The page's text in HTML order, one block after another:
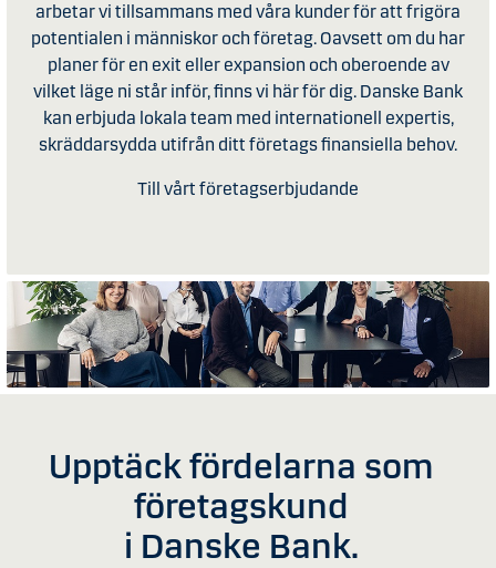
arbetar vi tillsammans med våra kunder för att frigöra
potentialen i människor och företag. Oavsett om du har
planer för en exit eller expansion och oberoende av
vilket läge ni står inför, finns vi här för dig. Danske Bank
kan erbjuda lokala team med internationell expertis,
skräddarsydda utifrån ditt företags finansiella behov.
Till vårt företagserbjudande
Upptäck fördelarna som
företagskund
i Danske Bank.